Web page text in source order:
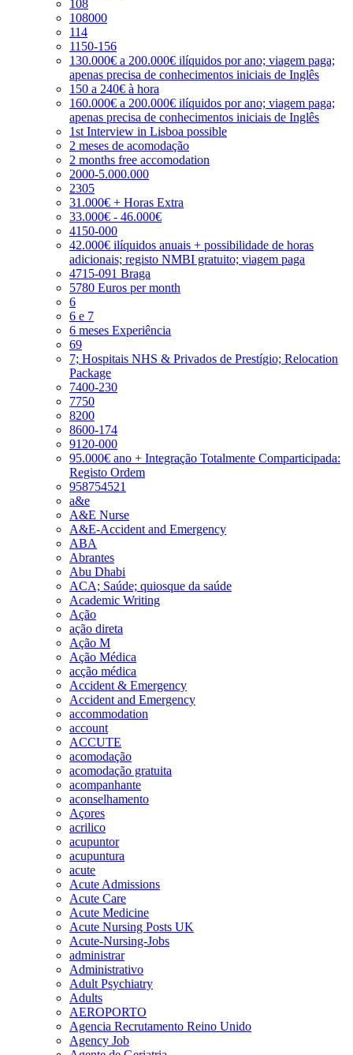
108
108000
114
1150-156
130.000€ a 200.000€ ilíquidos por ano; viagem paga;
apenas precisa de conhecimentos iniciais de Inglês
150 a 240€ à hora
160.000€ a 200.000€ ilíquidos por ano; viagem paga;
apenas precisa de conhecimentos iniciais de Inglês
1st Interview in Lisboa possible
2 meses de acomodação
2 months free accomodation
2000-5.000.000
2305
31.000€ + Horas Extra
33.000€ - 46.000€
4150-000
42.000€ ilíquidos anuais + possibilidade de horas
adicionais; registo NMBI gratuito; viagem paga
4715-091 Braga
5780 Euros per month
6
6 e 7
6 meses Experiência
69
7; Hospitais NHS & Privados de Prestígio; Relocation
Package
7400-230
7750
8200
8600-174
9120-000
95.000€ ano + Integração Totalmente Comparticipada:
Registo Ordem
958754521
a&e
A&E Nurse
A&E-Accident and Emergency
ABA
Abrantes
Abu Dhabi
ACA; Saúde; quiosque da saúde
Academic Writing
Ação
ação direta
Ação M
Ação Médica
acção médica
Accident & Emergency
Accident and Emergency
accommodation
account
ACCUTE
acomodação
acomodação gratuita
acompanhante
aconselhamento
Açores
acrilico
acupuntor
acupuntura
acute
Acute Admissions
Acute Care
Acute Medicine
Acute Nursing Posts UK
Acute-Nursing-Jobs
administrar
Administrativo
Adult Psychiatry
Adults
AEROPORTO
Agencia Recrutamento Reino Unido
Agency Job